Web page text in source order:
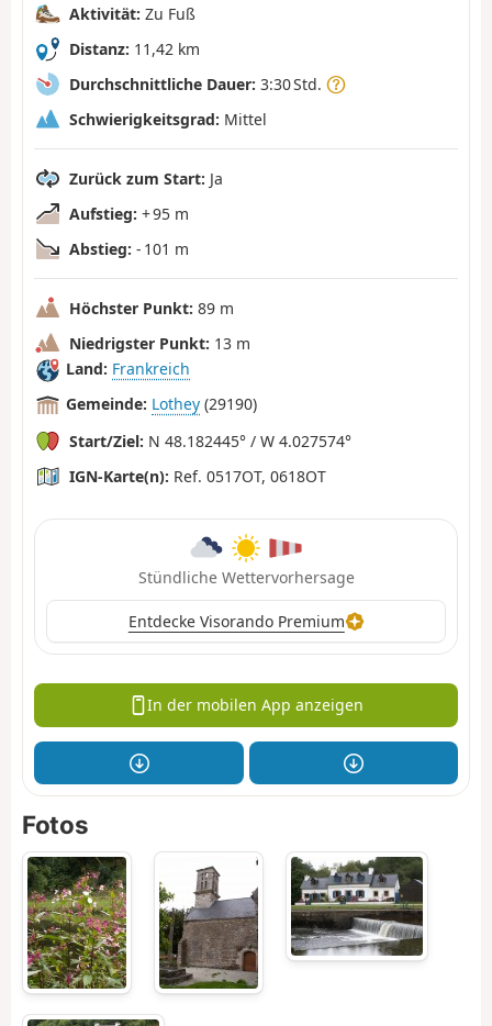
Aktivität: Zu Fuß
Distanz: 11,42 km
Durchschnittliche Dauer: 3:30 Std.
Schwierigkeitsgrad: Mittel
Zurück zum Start: Ja
Aufstieg: + 95 m
Abstieg: - 101 m
Höchster Punkt: 89 m
Niedrigster Punkt: 13 m
Land: Frankreich
Gemeinde: Lothey (29190)
Start/Ziel: N 48.182445° / W 4.027574°
IGN-Karte(n): Ref. 0517OT, 0618OT
Stündliche Wettervorhersage
Entdecke Visorando Premium
In der mobilen App anzeigen
Fotos